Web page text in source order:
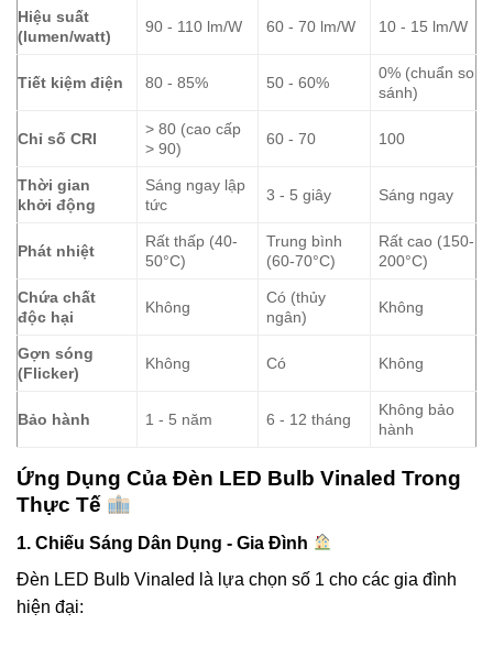
Hiệu suất
(lumen/watt)
90 - 110 lm/W 60 - 70 lm/W 10 - 15 lm/W
Tiết kiệm điện 80 - 85% 50 - 60%
0% (chuẩn so
sánh)
Chỉ số CRI
> 80 (cao cấp
> 90)
60 - 70 100
Thời gian
khởi động
Sáng ngay lập
tức
3 - 5 giây Sáng ngay
Phát nhiệt
Rất thấp (40-
50°C)
Trung bình
(60-70°C)
Rất cao (150-
200°C)
Chứa chất
độc hại
Không
Có (thủy
ngân)
Không
Gợn sóng
(Flicker)
Không Có Không
Bảo hành 1 - 5 năm 6 - 12 tháng
Không bảo
hành
Ứng Dụng Của Đèn LED Bulb Vinaled Trong
Thực Tế
1. Chiếu Sáng Dân Dụng - Gia Đình
Đèn LED Bulb Vinaled là lựa chọn số 1 cho các gia đình
hiện đại: